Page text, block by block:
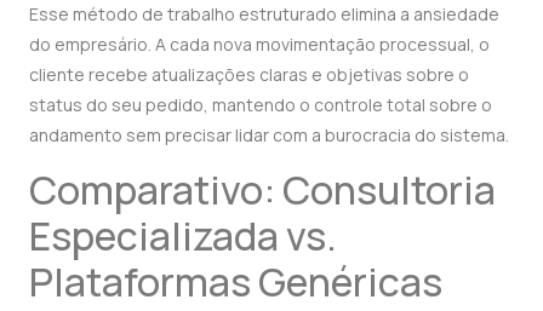
Esse método de trabalho estruturado elimina a ansiedade
do empresário. A cada nova movimentação processual, o
cliente recebe atualizações claras e objetivas sobre o
status do seu pedido, mantendo o controle total sobre o
andamento sem precisar lidar com a burocracia do sistema.
Comparativo: Consultoria
Especializada vs.
Plataformas Genéricas